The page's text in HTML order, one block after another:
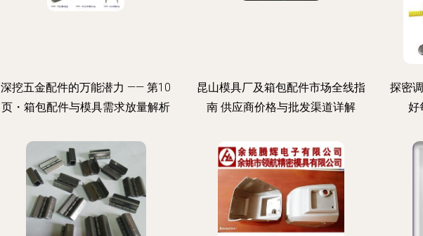
深挖五金配件的万能潜力 —— 第10
页・箱包配件与模具需求放量解析
昆山模具厂及箱包配件市场全线指
南 供应商价格与批发渠道详解
探密
好